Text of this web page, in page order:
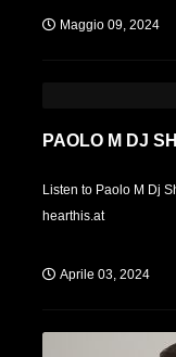
Maggio 09, 2024
PAOLO M DJ
Listen to Paolo M Dj
hearthis.at
Aprile 03, 2024